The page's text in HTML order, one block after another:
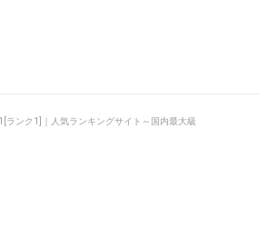
ランク1]｜人気ランキングサイト～国内最大級